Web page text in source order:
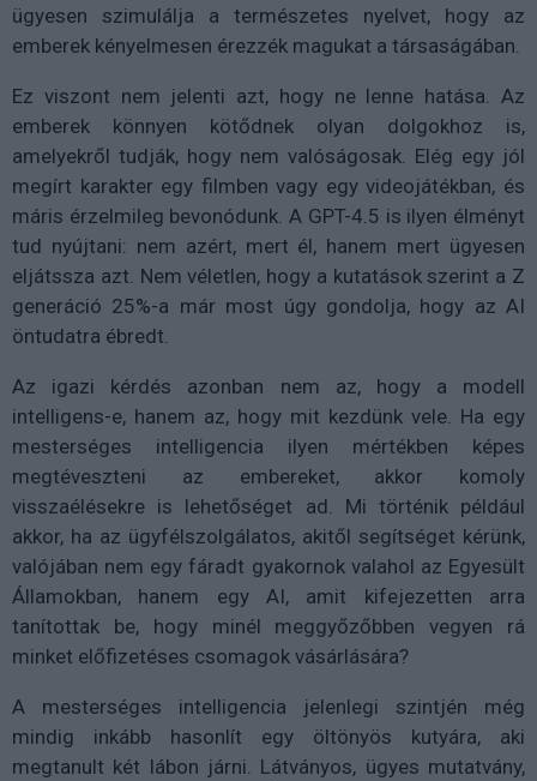
ügyesen szimulálja a természetes nyelvet, hogy az
emberek kényelmesen érezzék magukat a társaságában.
Ez viszont nem jelenti azt, hogy ne lenne hatása. Az
emberek könnyen kötődnek olyan dolgokhoz is,
amelyekről tudják, hogy nem valóságosak. Elég egy jól
megírt karakter egy filmben vagy egy videojátékban, és
máris érzelmileg bevonódunk. A GPT-4.5 is ilyen élményt
tud nyújtani: nem azért, mert él, hanem mert ügyesen
eljátssza azt. Nem véletlen, hogy a kutatások szerint a Z
generáció 25%-a már most úgy gondolja, hogy az AI
öntudatra ébredt.
Az igazi kérdés azonban nem az, hogy a modell
intelligens-e, hanem az, hogy mit kezdünk vele. Ha egy
mesterséges intelligencia ilyen mértékben képes
megtéveszteni az embereket, akkor komoly
visszaélésekre is lehetőséget ad. Mi történik például
akkor, ha az ügyfélszolgálatos, akitől segítséget kérünk,
valójában nem egy fáradt gyakornok valahol az Egyesült
Államokban, hanem egy AI, amit kifejezetten arra
tanítottak be, hogy minél meggyőzőbben vegyen rá
minket előfizetéses csomagok vásárlására?
A mesterséges intelligencia jelenlegi szintjén még
mindig inkább hasonlít egy öltönyös kutyára, aki
megtanult két lábon járni. Látványos, ügyes mutatvány,